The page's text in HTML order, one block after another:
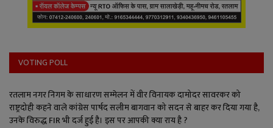
VOTING POLL
रतलाम नगर निगम के साधारण सम्मेलन में वीर विनायक दामोदर सावरकर को
राष्ट्रदोही कहने वाले कांग्रेस पार्षद सलीम बागवान को सदन से बाहर कर दिया गया है,
उनके विरुद्ध FIR भी दर्ज हुई है। इस पर आपकी क्या राय है ?